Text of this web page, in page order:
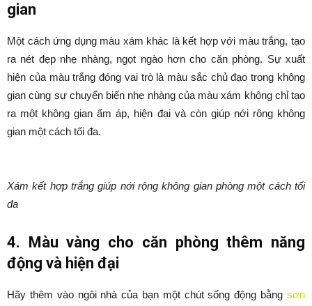
gian
Một cách ứng dụng màu xám khác là kết hợp với màu trắng, tạo
ra nét đẹp nhẹ nhàng, ngọt ngào hơn cho căn phòng. Sự xuất
hiện của màu trắng đóng vai trò là màu sắc chủ đạo trong không
gian cùng sự chuyển biến nhẹ nhàng của màu xám không chỉ tạo
ra một không gian ấm áp, hiện đại và còn giúp nới rông không
gian một cách tối đa.
Xám kết hợp trắng giúp nới rộng không gian phòng một cách tối
đa
4. Màu vàng cho căn phòng thêm năng
động và hiện đại
Hãy thêm vào ngôi nhà của bạn một chút sống động bằng sơn